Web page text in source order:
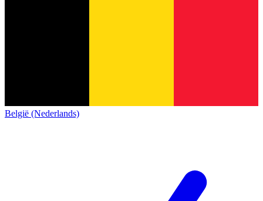
België (Nederlands)